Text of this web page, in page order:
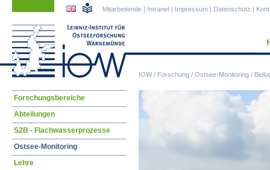
IOW/ Forschung / Ostsee-Monitoring /
Mitarbeitende | Intranet | Impressum | Datenschutz |
Navigation
überspringen
Forschungsbereiche
Abteilungen
S2B - Flachwasserprozesse
Ostsee-Monitoring
Lehre